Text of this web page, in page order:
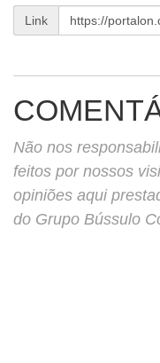
Link
Não nos
feitos por nossos
opiniões aqui
do Grupo Bússulo